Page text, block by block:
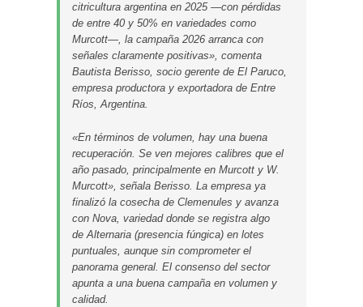
citricultura argentina en 2025 —con pérdidas
de entre 40 y 50% en variedades como
Murcott—, la campaña 2026 arranca con
señales claramente positivas», comenta
Bautista Berisso, socio gerente de El Paruco,
empresa productora y exportadora de Entre
Ríos, Argentina.
«En términos de volumen, hay una buena
recuperación. Se ven mejores calibres que el
año pasado, principalmente en Murcott y W.
Murcott», señala Berisso. La empresa ya
finalizó la cosecha de Clemenules y avanza
con Nova, variedad donde se registra algo
deAlternaria(presencia fúngica) en lotes
puntuales, aunque sin comprometer el
panorama general. El consenso del sector
apunta a una buena campaña en volumen y
calidad.